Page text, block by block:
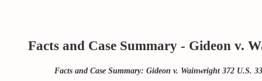
Facts and Case Summary - Gideon v.
Facts and Case Summary: Gideon v. Wainwright 372 U.S.